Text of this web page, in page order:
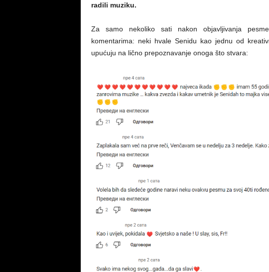
radili muziku.
Za samo nekoliko sati nakon objavljivanja
komentarima: neki hvale Senidu kao jednu od
upućuju na lično prepoznavanje onoga što stvara: